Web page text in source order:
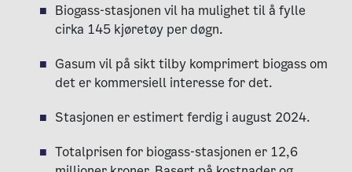
Biogass-stasjonen vil ha mulighet til å fylle
cirka 145 kjøretøy per døgn.
Gasum vil på sikt tilby komprimert biogass om
det er kommersiell interesse for det.
Stasjonen er estimert ferdig i august 2024.
Totalprisen for biogass-stasjonen er 12,6